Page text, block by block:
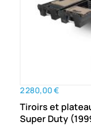
2 280,00 €
Tiroirs et
Super Duty